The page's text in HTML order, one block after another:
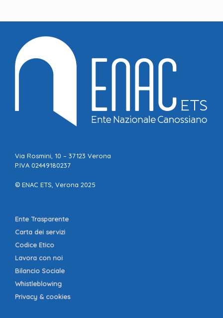
Via Rosmini, 10 – 37123 Verona
P.IVA 02449180237
© ENAC ETS, Verona 2025
Ente Trasparente
Carta dei servizi
Codice Etico
Lavora con noi
Bilancio Sociale
Whistleblowing
Privacy & cookies